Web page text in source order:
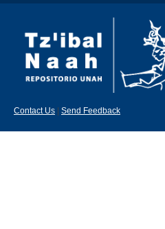
Contact Us Send Feedback